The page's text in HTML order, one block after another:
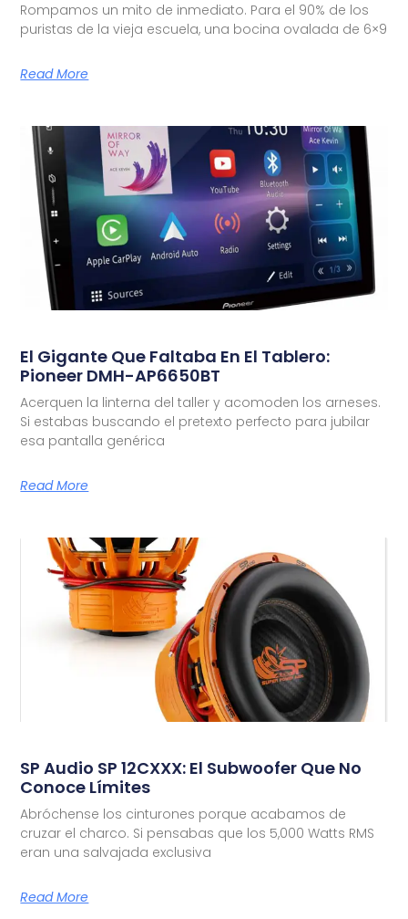
Rompamos un mito de inmediato. Para el 90% de los
puristas de la vieja escuela, una bocina ovalada de 6×9
Read More
El Gigante Que Faltaba En El Tablero:
Pioneer DMH-AP6650BT
Acerquen la linterna del taller y acomoden los arneses.
Si estabas buscando el pretexto perfecto para jubilar
esa pantalla genérica
Read More
SP Audio SP 12CXXX: El Subwoofer Que No
Conoce Límites
Abróchense los cinturones porque acabamos de
cruzar el charco. Si pensabas que los 5,000 Watts RMS
eran una salvajada exclusiva
Read More